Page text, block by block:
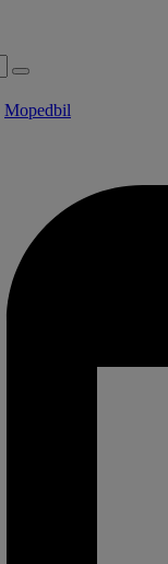
Mopedbil